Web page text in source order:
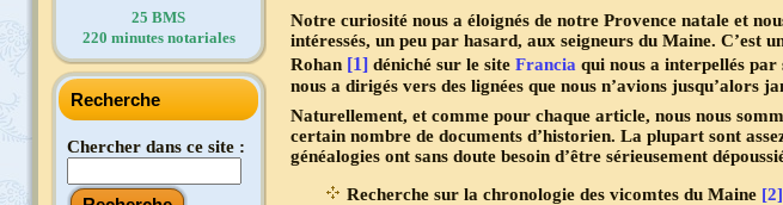
25 BMS
220 minutes notariales
Recherche
Chercher dans ce site :
Notre curiosité nous a éloignés de notre Provence natale et
intéressés, un peu par hasard, aux seigneurs du Maine. C’est
Rohan [1] déniché sur le site Francia qui nous a interpellés
nous a dirigés vers des lignées que nous n’avions jusqu’alors
Naturellement, et comme pour chaque article, nous nous
certain nombre de documents d’historien. La plupart sont
généalogies ont sans doute besoin d’être sérieusement
Recherche sur la chronologie des vicomtes du Maine [2]